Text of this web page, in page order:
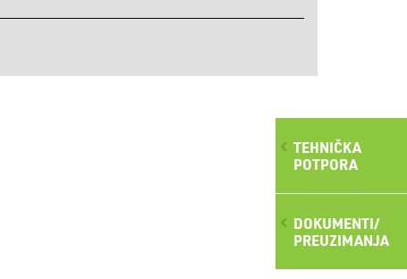
TEHNIČKA
POTPORA
DOKUMENTI/
PREUZIMANJA